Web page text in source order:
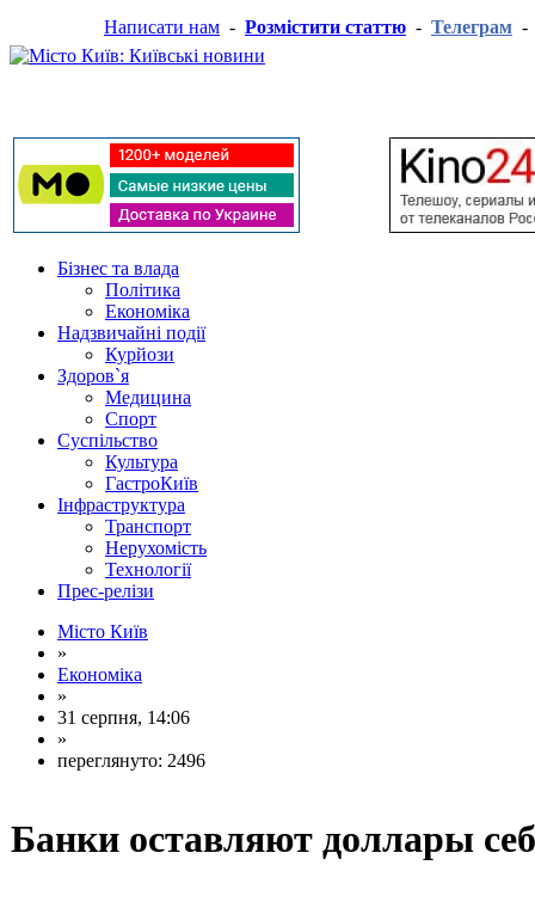
Написати нам - Розмістити статтю - Телеграм -
Бізнес та влада
Політика
Економіка
Надзвичайні події
Курйози
Здоров`я
Медицина
Спорт
Суспільство
Культура
ГастроКиїв
Інфраструктура
Транспорт
Нерухомість
Технології
Прес-релізи
Місто Київ
»
Економіка
»
31 серпня, 14:06
»
переглянуто: 2496
Банки оставляют доллары